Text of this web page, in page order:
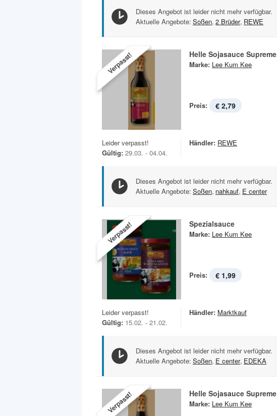
Dieses Angebot ist leider nicht mehr verfügbar.
Aktuelle Angebote: Soßen, 2 Brüder, REWE
Verpasst! Helle Sojasauce Supreme
Marke: Lee Kum Kee
Preis: € 2,79
Leider verpasst!
Gültig: 29.03. - 04.04.
Händler: REWE
Dieses Angebot ist leider nicht mehr verfügbar.
Aktuelle Angebote: Soßen, nahkauf, E center
Verpasst! Spezialsauce
Marke: Lee Kum Kee
Preis: € 1,99
Leider verpasst!
Gültig: 15.02. - 21.02.
Händler: Marktkauf
Dieses Angebot ist leider nicht mehr verfügbar.
Aktuelle Angebote: Soßen, E center, EDEKA
Verpasst! Helle Sojasauce Supreme
Marke: Lee Kum Kee